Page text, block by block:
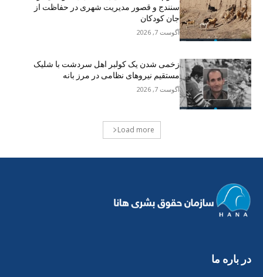
سنندج و قصور مدیریت شهری در حفاظت از
جان کودکان
آگوست 7, 2026
زخمی شدن یک کولبر اهل سردشت با شلیک
مستقیم نیروهای نظامی در مرز بانه
آگوست 7, 2026
Load more
در بارە ما